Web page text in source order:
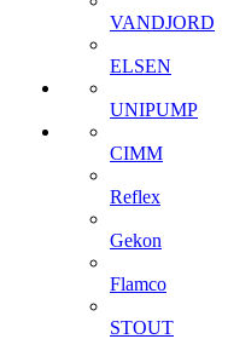
VANDJORD
ELSEN
UNIPUMP
CIMM
Reflex
Gekon
Flamco
STOUT